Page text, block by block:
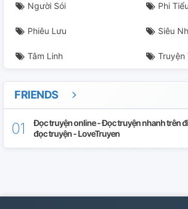
Người Sói Phi
Phiêu Lưu Siêu
Tâm Linh Truyện
FRIENDS
Đọc truyện online - Đọc truyện nhanh trên
đọc truyện - LoveTruyen